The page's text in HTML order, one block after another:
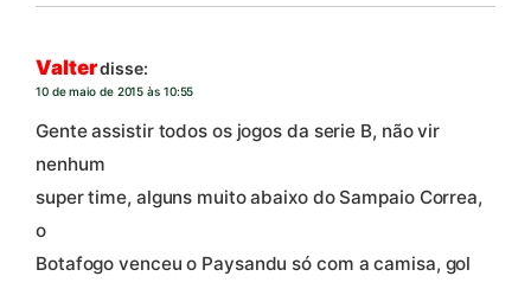
Valterdisse:
10 de maio de 2015 às 10:55
Gente assistir todos os jogos da serie B, não vir
nenhum
super time, alguns muito abaixo do Sampaio Correa,
o
Botafogo venceu o Paysandu só com a camisa, gol